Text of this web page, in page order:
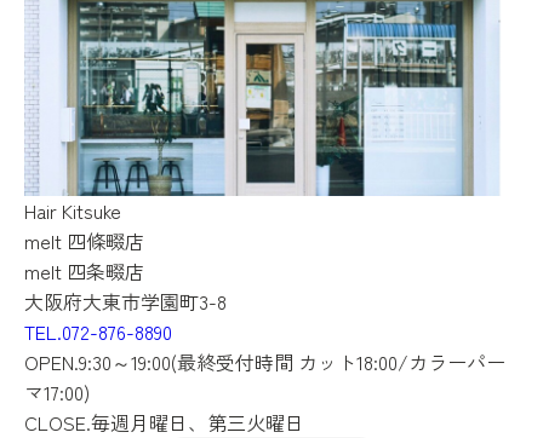
Hair Kitsuke
melt 四條畷店
melt 四条畷店
大阪府大東市学園町3-8
TEL.072-876-8890
OPEN.9:30～19:00(最終受付時間 カット18:00/カラーパー
マ17:00)
CLOSE.毎週月曜日、第三火曜日